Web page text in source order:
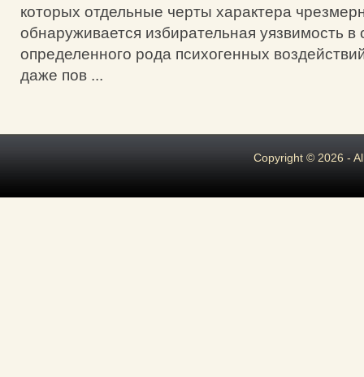
которых отдельные черты характера
обнаруживается избирательная уязвимость
определенного рода психогенных
даже пов ...
Copyright © 2026 -